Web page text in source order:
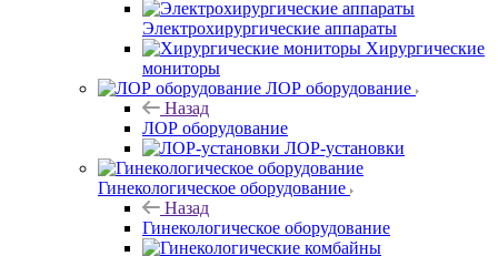
Электрохирургические аппараты
Хирургические
мониторы
ЛОР оборудование
Назад
ЛОР оборудование
ЛОР-установки
Гинекологическое оборудование
Назад
Гинекологическое оборудование